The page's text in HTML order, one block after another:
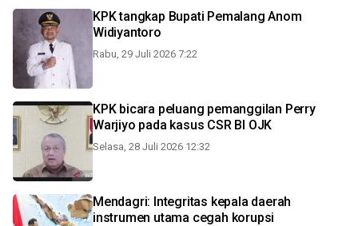
KPK tangkap Bupati Pemalang Anom
Widiyantoro
Rabu, 29 Juli 2026 7:22
KPK bicara peluang pemanggilan Perry
Warjiyo pada kasus CSR BI OJK
Selasa, 28 Juli 2026 12:32
Mendagri: Integritas kepala daerah
instrumen utama cegah korupsi